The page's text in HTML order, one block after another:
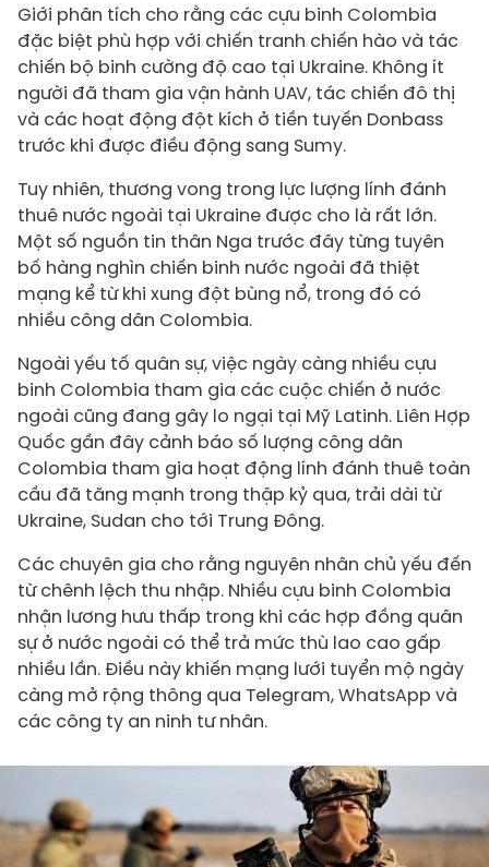
Giới phân tích cho rằng các cựu binh Colombia
đặc biệt phù hợp với chiến tranh chiến hào và tác
chiến bộ binh cường độ cao tại Ukraine. Không ít
người đã tham gia vận hành UAV, tác chiến đô thị
và các hoạt động đột kích ở tiền tuyến Donbass
trước khi được điều động sang Sumy.
Tuy nhiên, thương vong trong lực lượng lính đánh
thuê nước ngoài tại Ukraine được cho là rất lớn.
Một số nguồn tin thân Nga trước đây từng tuyên
bố hàng nghìn chiến binh nước ngoài đã thiệt
mạng kể từ khi xung đột bùng nổ, trong đó có
nhiều công dân Colombia.
Ngoài yếu tố quân sự, việc ngày càng nhiều cựu
binh Colombia tham gia các cuộc chiến ở nước
ngoài cũng đang gây lo ngại tại Mỹ Latinh. Liên Hợp
Quốc gần đây cảnh báo số lượng công dân
Colombia tham gia hoạt động lính đánh thuê toàn
cầu đã tăng mạnh trong thập kỷ qua, trải dài từ
Ukraine, Sudan cho tới Trung Đông.
Các chuyên gia cho rằng nguyên nhân chủ yếu đến
từ chênh lệch thu nhập. Nhiều cựu binh Colombia
nhận lương hưu thấp trong khi các hợp đồng quân
sự ở nước ngoài có thể trả mức thù lao cao gấp
nhiều lần. Điều này khiến mạng lưới tuyển mộ ngày
càng mở rộng thông qua Telegram, WhatsApp và
các công ty an ninh tư nhân.